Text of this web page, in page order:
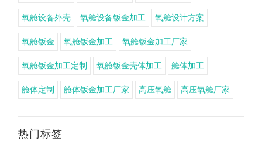
氧舱设备外壳 氧舱设备钣金加工 氧舱设计方案
氧舱钣金 氧舱钣金加工 氧舱钣金加工厂家
氧舱钣金加工定制 氧舱钣金壳体加工 舱体加工
舱体定制 舱体钣金加工厂家 高压氧舱 高压氧舱厂家
热门标签